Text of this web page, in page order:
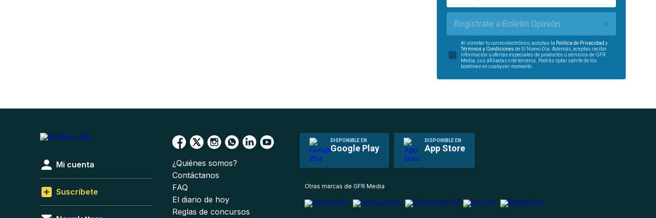
Regístrate a Boletín Opinión
Al someter tu correo electrónico, aceptas la Política de Privacidad y
Términos y Condiciones de El Nuevo Día. Además, aceptas recibir
información u ofertas especiales de productos o servicios de GFR
Media, sus afiliadas o de terceros. Podrás optar salirte de los
boletines en cualquier momento.
DISPONIBLE EN
Google Play
DISPONIBLE EN
App Store
Mi cuenta
Suscríbete
¿Quiénes somos?
Contáctanos
FAQ
El diario de hoy
Reglas de concursos
Otras marcas de GFR Media